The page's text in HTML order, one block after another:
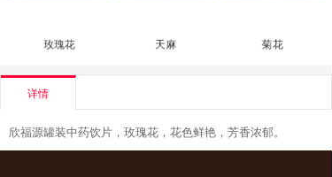
玫瑰花 天麻 菊花
详情
欣福源罐装中药饮片，玫瑰花，花色鲜艳，芳香浓郁。